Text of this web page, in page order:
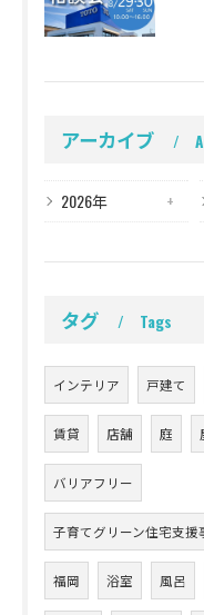
アーカイブ
2026年
タグ Tags
インテリア 戸建て
賃貸 店舗 庭
バリアフリー
子育てグリーン住宅支援
福岡 浴室 風呂